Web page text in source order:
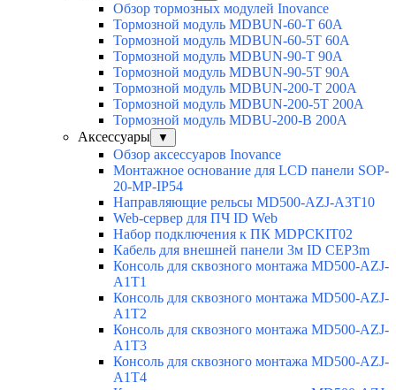
Обзор тормозных модулей Inovance
Тормозной модуль MDBUN-60-T 60A
Тормозной модуль MDBUN-60-5T 60A
Тормозной модуль MDBUN-90-T 90A
Тормозной модуль MDBUN-90-5T 90A
Тормозной модуль MDBUN-200-T 200A
Тормозной модуль MDBUN-200-5T 200A
Тормозной модуль MDBU-200-B 200A
Аксессуары
▼
Обзор аксессуаров Inovance
Монтажное основание для LCD панели SOP-
20-MP-IP54
Направляющие рельсы MD500-AZJ-A3T10
Web-сервер для ПЧ ID Web
Набор подключения к ПК MDPCKIT02
Кабель для внешней панели 3м ID CEP3m
Консоль для сквозного монтажа MD500-AZJ-
A1T1
Консоль для сквозного монтажа MD500-AZJ-
A1T2
Консоль для сквозного монтажа MD500-AZJ-
A1T3
Консоль для сквозного монтажа MD500-AZJ-
A1T4